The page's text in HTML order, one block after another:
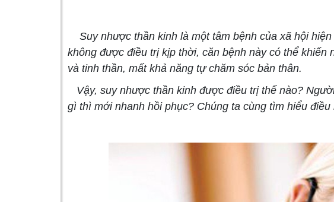
Suy nhược thần kinh là một tâm bệnh của xã hội
không được điều trị kịp thời, căn bệnh này có thể khiến
và tinh thần, mất khả năng tự chăm sóc bản thân.
Vậy, suy nhược thần kinh được điều trị thế nào?
gì thì mới nhanh hồi phục? Chúng ta cùng tìm hiểu